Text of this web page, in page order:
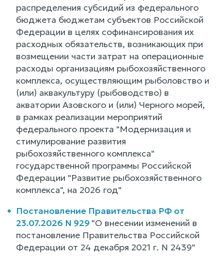
распределения субсидий из федерального
бюджета бюджетам субъектов Российской
Федерации в целях софинансирования их
расходных обязательств, возникающих при
возмещении части затрат на операционные
расходы организациям рыбохозяйственного
комплекса, осуществляющим рыболовство и
(или) аквакультуру (рыбоводство) в
акватории Азовского и (или) Черного морей,
в рамках реализации мероприятий
федерального проекта "Модернизация и
стимулирование развития
рыбохозяйственного комплекса"
государственной программы Российской
Федерации "Развитие рыбохозяйственного
комплекса", на 2026 год"
Постановление Правительства РФ от
23.07.2026 N 929 "О внесении изменений в
постановление Правительства Российской
Федерации от 24 декабря 2021 г. N 2439"